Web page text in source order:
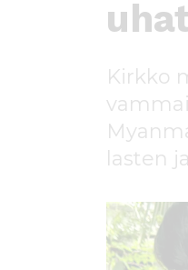
Kirkko
lasten